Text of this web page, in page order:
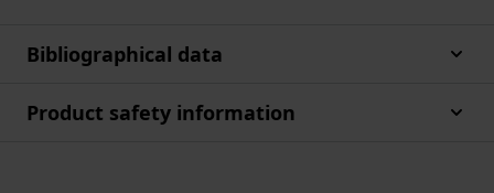
Bibliographical data
Product safety information